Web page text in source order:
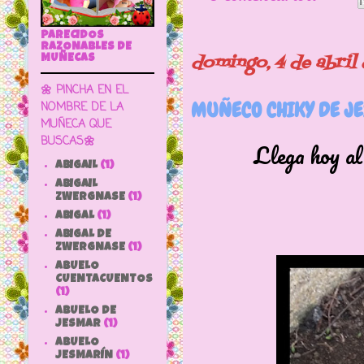
domingo, 4 de abril
MUÑECO CHIKY DE
Llega hoy al
PARECIDOS
RAZONABLES DE
MUÑECAS
🌼 PINCHA EN EL
NOMBRE DE LA
MUÑECA QUE
BUSCAS🌼
ABIGAIL (1)
ABIGAIL
ZWERGNASE (1)
ABIGAL (1)
ABIGAL DE
ZWERGNASE (1)
ABUELO
CUENTACUENTOS
(1)
ABUELO DE
JESMAR (1)
ABUELO
JESMARÍN (1)